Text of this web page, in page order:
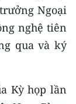
Ngoại
nghệ tiên
qua và ký
Kỳ họp lần